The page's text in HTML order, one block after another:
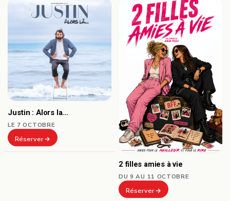
Justin : Alors la…
LE 7 OCTOBRE
Réserver
2 filles amies à vie
DU 9 AU 11 OCTOBRE
Réserver